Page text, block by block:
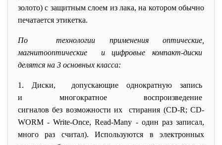
золото) с защитным слоем из лака, на котором обычно
печатается этикетка.
По технологии применения оптические,
магнитооптические и цифровые компакт-диски
делятся на 3 основных класса:
1. Диски, допускающие однократную запись
и многократное воспроизведение
сигналов без возможности их стирания (CD-R; CD-
WORM - Write-Once, Read-Many - один раз записал,
много раз считал). Используются в электронных